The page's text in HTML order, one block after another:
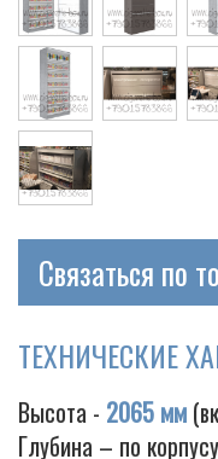
Cigarette
Связаться по
ТЕХНИЧЕСКИЕ
Высота - 2065 мм
Глубина – по корпусу